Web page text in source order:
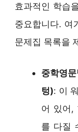
효과적인 학습
중요합니다. 여
문제집 목록을
중학영
텅): 이
어 있어,
를 다질